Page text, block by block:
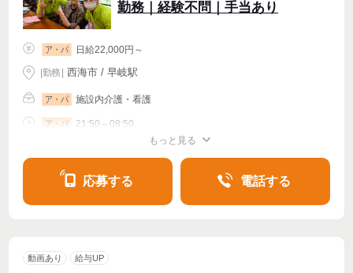
勤務｜経験不問｜手当あり
ア・パ 日給22,000円～
|勤務 西海市 / 早岐駅
ア・パ 施設内介護・看護
ア・パ 21:50～08:50
もっと見る
応募する 電話する
動画あり 給与UP